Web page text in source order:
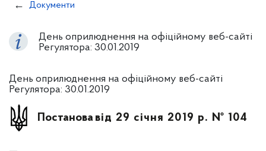
Документи
День оприлюднення на офіційному веб-сайті
Регулятора: 30.01.2019
День оприлюднення на офіційному веб-сайті
Регулятора: 30.01.2019
Постанова від 29 січня 2019 р. № 104